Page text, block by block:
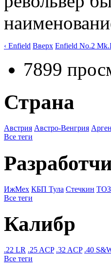
‹ Enfield Вверх Enfield No.2
7899
Страна
Австрия Австро-Венгрия
Все теги
ИжМех КБП Тула Стечкин ТОЗ
Все теги
Калибр
.22 LR .25 ACP .32 ACP .40
Все теги